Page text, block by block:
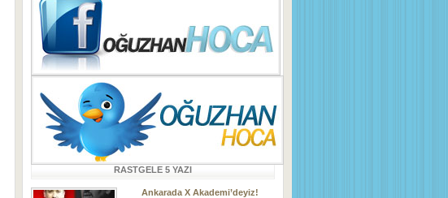
RASTGELE 5 YAZI
Ankarada X Akademi’deyiz!